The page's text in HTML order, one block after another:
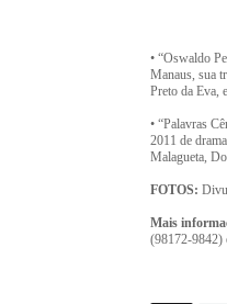
• “Oswaldo
Manaus, sua
Preto da Eva,
• “Palavras
2011 de
Malagueta,
FOTOS:
Mais
(98172-9842)